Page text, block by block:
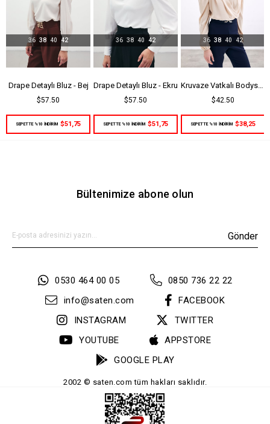
Drape Detaylı Bluz - Bej
$57.50
36 38 40 42
SEPETTE %10 İNDİRİM $51,75
Drape Detaylı Bluz - Ekru
$57.50
36 38 40 42
SEPETTE %10 İNDİRİM $51,75
$42.50
36 38 40 42
SEPETTE %10 İNDİRİM $38,25
Bültenimize abone olun
Gönder
0530 464 00 05
0850 736 22 22
info@saten.com
FACEBOOK
INSTAGRAM
TWITTER
YOUTUBE
APPSTORE
GOOGLE PLAY
2002 © saten.com tüm hakları saklıdır.